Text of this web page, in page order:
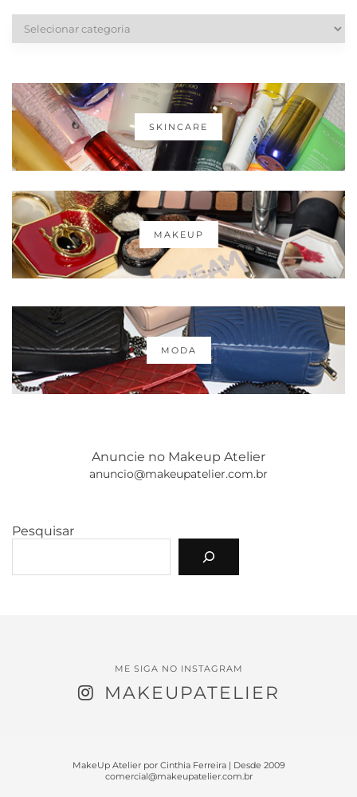
Categorias
SKINCARE
MAKEUP
MODA
Anuncie no Makeup Atelier
anuncio@makeupatelier.com.br
Pesquisar
ME SIGA NO INSTAGRAM
MAKEUPATELIER
MakeUp Atelier por Cinthia Ferreira | Desde 2009
comercial@makeupatelier.com.br